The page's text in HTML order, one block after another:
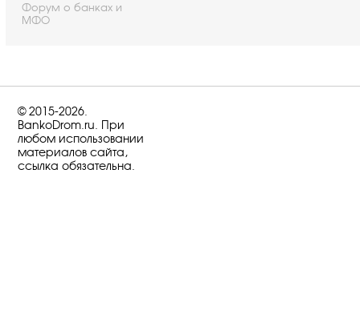
Форум о банках и
МФО
© 2015-2026.
BankoDrom.ru. При
любом использовании
материалов сайта,
ссылка обязательна.